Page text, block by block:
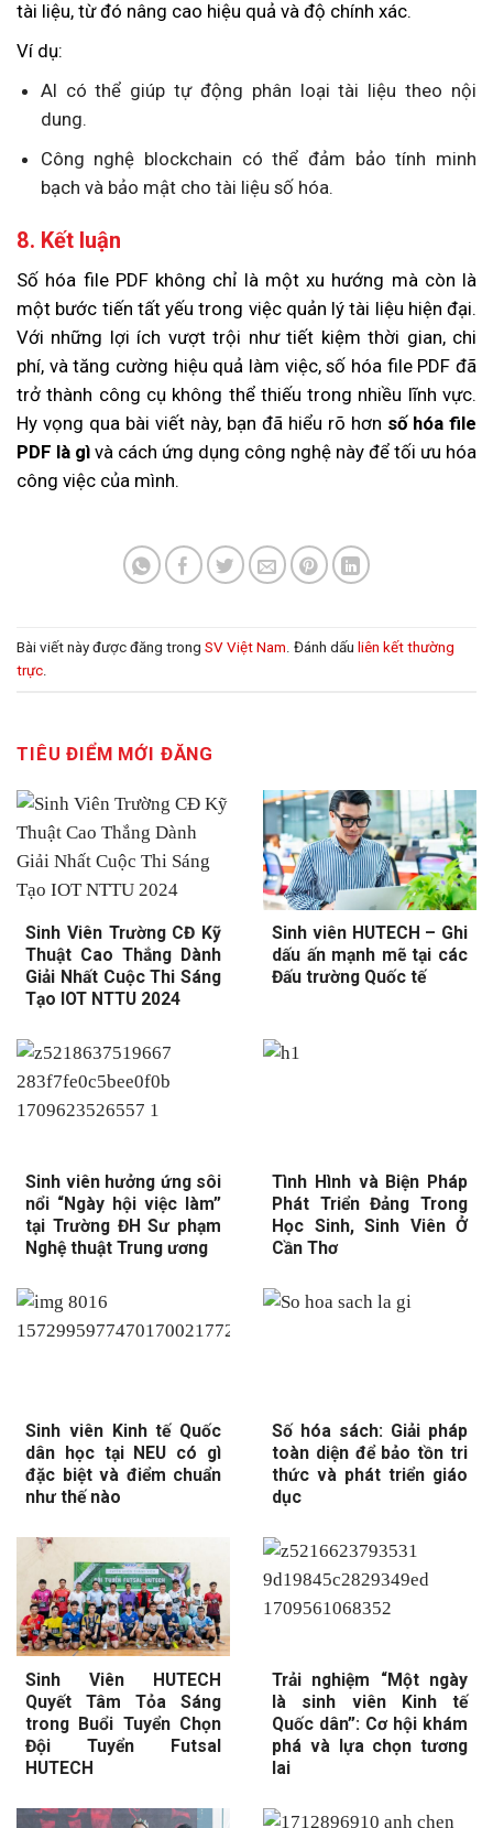
tài liệu, từ đó nâng cao hiệu quả và độ chính xác.
Ví dụ:
AI có thể giúp tự động phân loại tài liệu theo nội
dung.
Công nghệ blockchain có thể đảm bảo tính minh
bạch và bảo mật cho tài liệu số hóa.
8. Kết luận
Số hóa file PDF không chỉ là một xu hướng mà còn là
một bước tiến tất yếu trong việc quản lý tài liệu hiện đại.
Với những lợi ích vượt trội như tiết kiệm thời gian, chi
phí, và tăng cường hiệu quả làm việc, số hóa file PDF đã
trở thành công cụ không thể thiếu trong nhiều lĩnh vực.
Hy vọng qua bài viết này, bạn đã hiểu rõ hơn số hóa file
PDF là gì và cách ứng dụng công nghệ này để tối ưu hóa
công việc của mình.
Bài viết này được đăng trong SV Việt Nam . Đánh dấu liên kết thường
trực
TIÊU ĐIỂM MỚI ĐĂNG
Sinh Viên Trường CĐ Kỹ
Thuật Cao Thắng Dành
Giải Nhất Cuộc Thi Sáng
Tạo IOT NTTU 2024
Sinh viên HUTECH – Ghi
dấu ấn mạnh mẽ tại các
Đấu trường Quốc tế
Sinh viên hưởng ứng sôi
nổi “Ngày hội việc làm”
tại Trường ĐH Sư phạm
Nghệ thuật Trung ương
Tình Hình và Biện Pháp
Phát Triển Đảng Trong
Học Sinh, Sinh Viên Ở
Cần Thơ
Sinh viên Kinh tế Quốc
dân học tại NEU có gì
đặc biệt và điểm chuẩn
như thế nào
Số hóa sách: Giải pháp
toàn diện để bảo tồn tri
thức và phát triển giáo
dục
Sinh Viên HUTECH
Quyết Tâm Tỏa Sáng
trong Buổi Tuyển Chọn
Đội Tuyển Futsal
HUTECH
Trải nghiệm “Một ngày
là sinh viên Kinh tế
Quốc dân”: Cơ hội khám
phá và lựa chọn tương
lai